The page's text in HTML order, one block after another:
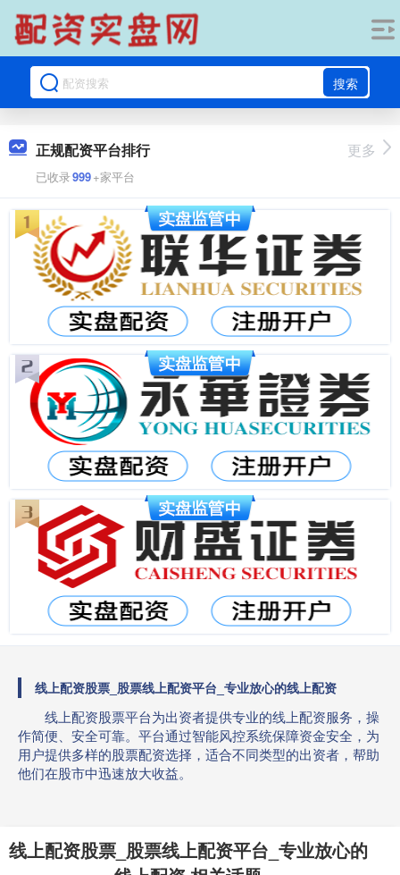
搜索
正规配资平台排行
已收录999+家平台
更多
线上配资股票_股票线上配资平台_专业放心的线上配资
线上配资股票平台为出资者提供专业的线上配资服务，操
作简便、安全可靠。平台通过智能风控系统保障资金安全，为
用户提供多样的股票配资选择，适合不同类型的出资者，帮助
他们在股市中迅速放大收益。
线上配资股票_股票线上配资平台_专业放心的